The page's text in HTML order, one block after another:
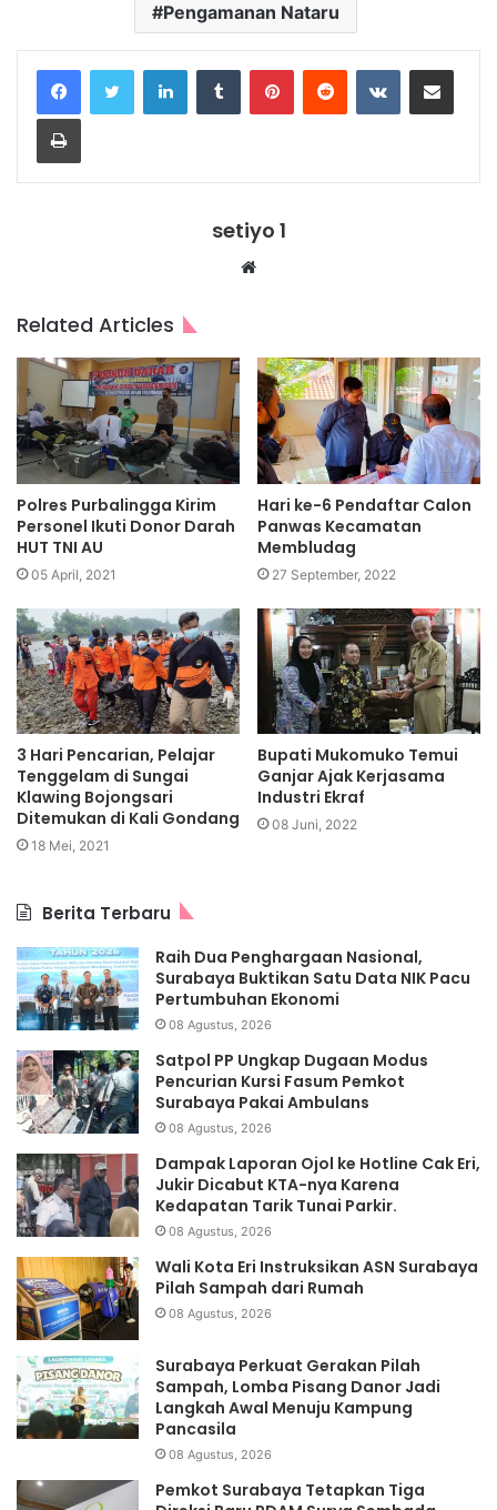
Pengamanan Nataru
LinkedInTumblr PinterestReddit VKontakteShare via Email
Print
setiyo 1
Website
Related Articles
Polres Purbalingga Kirim
Personel Ikuti Donor Darah
HUT TNI AU
05 April, 2021
Hari ke-6 Pendaftar Calon
Panwas Kecamatan
Membludag
27 September, 2022
3 Hari Pencarian, Pelajar
Tenggelam di Sungai
Klawing Bojongsari
Ditemukan di Kali Gondang
18 Mei, 2021
Bupati Mukomuko Temui
Ganjar Ajak Kerjasama
Industri Ekraf
08 Juni, 2022
Berita Terbaru
Raih Dua Penghargaan Nasional,
Surabaya Buktikan Satu Data NIK Pacu
Pertumbuhan Ekonomi
08 Agustus, 2026
Satpol PP Ungkap Dugaan Modus
Pencurian Kursi Fasum Pemkot
Surabaya Pakai Ambulans
08 Agustus, 2026
Dampak Laporan Ojol ke Hotline Cak Eri,
Jukir Dicabut KTA-nya Karena
Kedapatan Tarik Tunai Parkir.
08 Agustus, 2026
Wali Kota Eri Instruksikan ASN Surabaya
Pilah Sampah dari Rumah
08 Agustus, 2026
Surabaya Perkuat Gerakan Pilah
Sampah, Lomba Pisang Danor Jadi
Langkah Awal Menuju Kampung
Pancasila
08 Agustus, 2026
Pemkot Surabaya Tetapkan Tiga